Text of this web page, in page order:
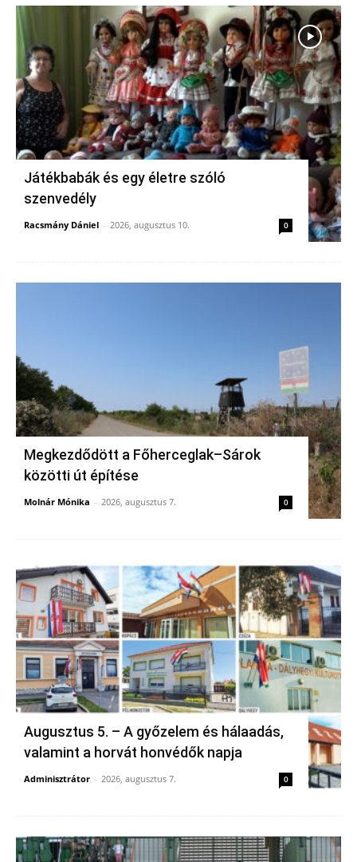
Játékbabák és egy életre szóló
szenvedély
Racsmány Dániel - 2026, augusztus 10. 0
Megkezdődött a Főherceglak–Sárok
közötti út építése
Molnár Mónika - 2026, augusztus 7. 0
Augusztus 5. – A győzelem és hálaadás,
valamint a horvát honvédők napja
Adminisztrátor - 2026, augusztus 7. 0